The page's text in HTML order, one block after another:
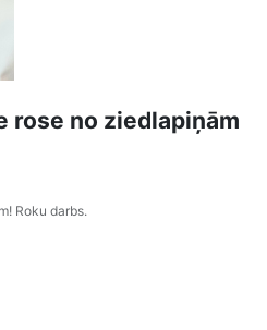
rose no ziedlapiņām
Roku darbs.